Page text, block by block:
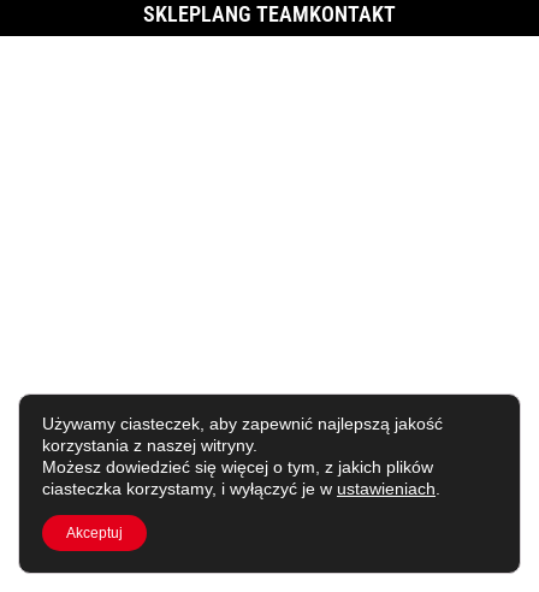
SKLEPLANG TEAMKONTAKT
Używamy ciasteczek, aby zapewnić najlepszą jakość
korzystania z naszej witryny.
Możesz dowiedzieć się więcej o tym, z jakich plików
ciasteczka korzystamy, i wyłączyć je w ustawieniach
Akceptuj